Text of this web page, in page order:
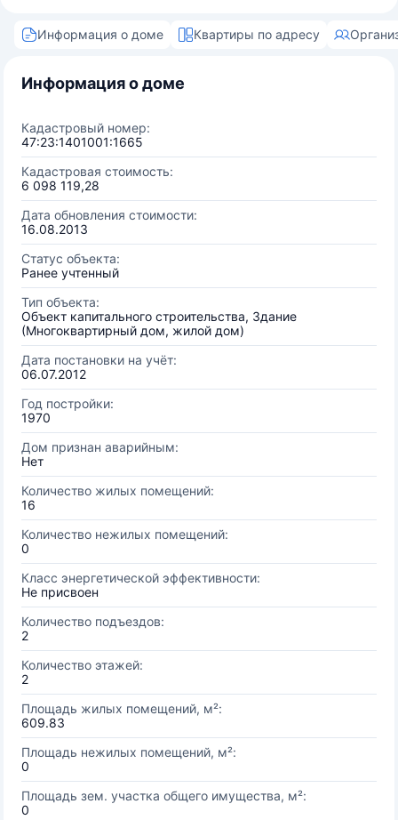
Информация о доме Квартиры по адресу
Информация о доме
Кадастровый номер:
47:23:1401001:1665
Кадастровая стоимость:
6 098 119,28
Дата обновления стоимости:
16.08.2013
Статус объекта:
Ранее учтенный
Тип объекта:
Объект капитального строительства, Здание
(Многоквартирный дом, жилой дом)
Дата постановки на учёт:
06.07.2012
Год постройки:
1970
Дом признан аварийным:
Нет
Количество жилых помещений:
16
Количество нежилых помещений:
0
Класс энергетической эффективности:
Не присвоен
Количество подъездов:
2
Количество этажей:
2
Площадь жилых помещений, м²:
609.83
Площадь нежилых помещений, м²:
0
Площадь зем. участка общего имущества, м²:
0